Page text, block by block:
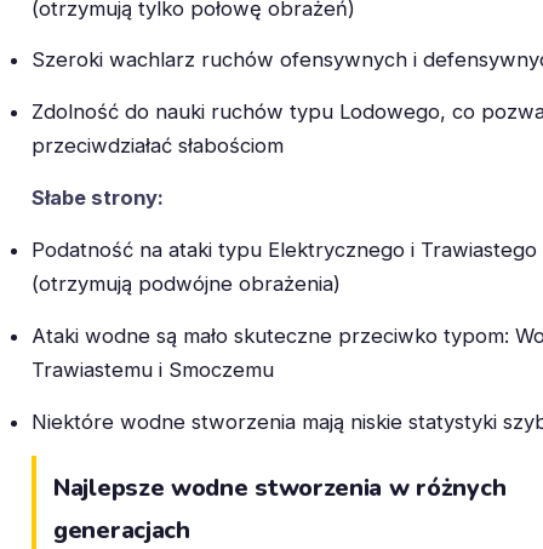
(otrzymują tylko połowę obrażeń)
Szeroki wachlarz ruchów ofensywnych i
Zdolność do nauki ruchów typu Lodowego, co
przeciwdziałać słabościom
Słabe strony:
Podatność na ataki typu Elektrycznego i Trawiastego
(otrzymują podwójne obrażenia)
Ataki wodne są mało skuteczne przeciwko typom:
Trawiastemu i Smoczemu
Niektóre wodne stworzenia mają niskie statystyki
Najlepsze wodne stworzenia w różnych
generacjach